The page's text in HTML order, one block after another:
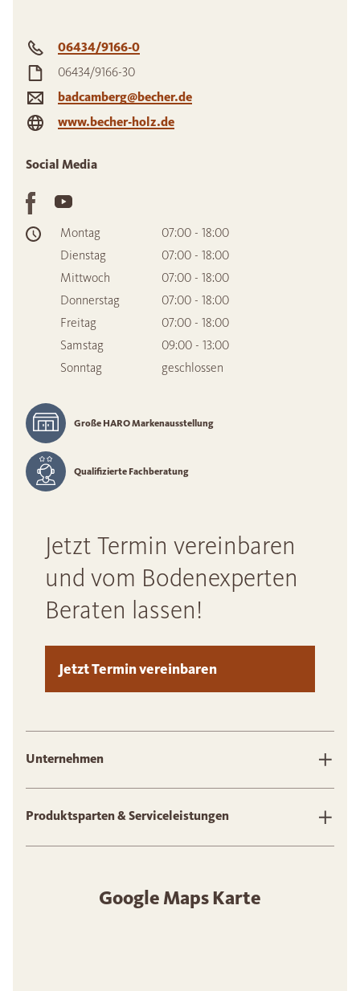
06434/9166-0
06434/9166-30
badcamberg@becher.de
www.becher-holz.de
Social Media
Montag
07:00 - 18:00
Dienstag
07:00 - 18:00
Mittwoch
07:00 - 18:00
Donnerstag
07:00 - 18:00
Freitag
07:00 - 18:00
Samstag
09:00 - 13:00
Sonntag
geschlossen
Große HARO Markenausstellung
Qualifizierte Fachberatung
Jetzt Termin vereinbaren
und vom Bodenexperten
Beraten lassen!
Jetzt Termin vereinbaren
Unternehmen
Produktsparten & Serviceleistungen
Google Maps Karte